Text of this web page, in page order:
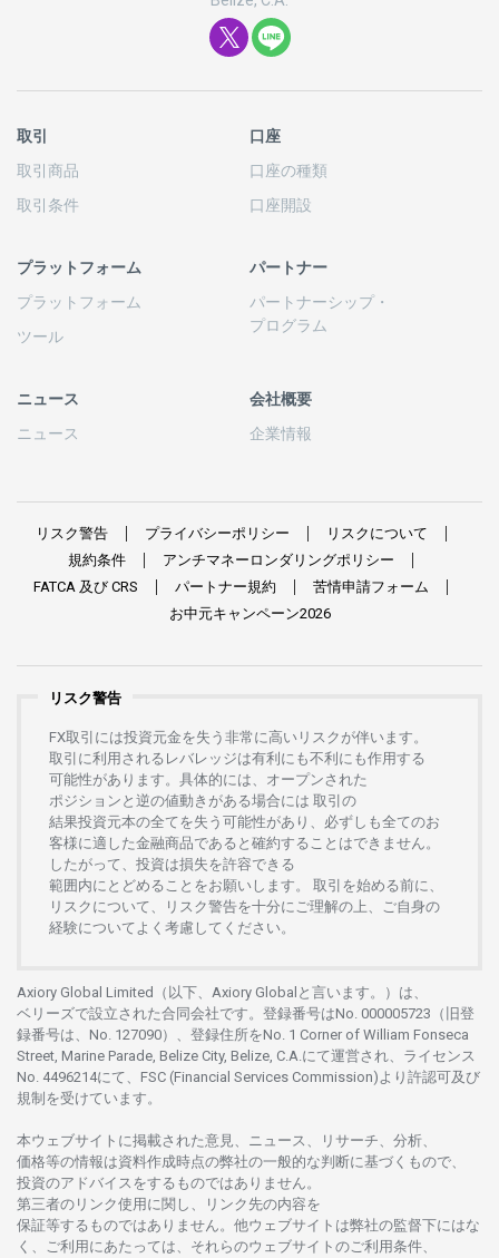
取引
取引商品
取引条件
口座
口座の種類
口座開設
プラットフォーム
プラットフォーム
ツール
パートナー
パートナーシップ・
プログラム
ニュース
ニュース
会社概要
企業情報
リスク警告 プライバシーポリシー
リスクについて
規約条件
アンチマネーロンダリングポリシー
FATCA 及び CRS パートナー規約 苦情申請フォーム
お中元キャンペーン2026
リスク警告
FX取引には投資元金を失う 非常に高い リスクが伴います。
取引に利用さ れる レバレッジは有利にも不利にも作用する
可能性があります。 具体的には、 オープンさ れた
ポジションと 逆の値動きがある場合には 取引の
結果投資元本の全てを失う 可能性があり、 必ずしも全てのお
客様に適した金融商品であると 確約することはできません。
したがって、 投資は損失を許容できる
範囲内にとどめることをお願いします。 取引を始める前に、
リスクについて、
リスク警告を十分にご理解の上、 ご自身の
経験についてよく 考慮してください。
Axiory Global Limited（以下、Axiory Globalと言います。）は、
ベリーズで設立さ れた合同会社です。 登録番号はNo. 000005723（旧登
録番号は、No. 127090）、 登録住所をNo. 1 Corner of William Fonseca
Street, Marine Parade, Belize City, Belize, C.A.にて運営さ れ、 ライセンス
No. 4496214にて、FSC (Financial Services Commission)より 許認可及び
規制を受けています。
本ウェブサイトに掲載さ れた意見、ニュース、リサーチ、分析、
価格等の情報は資料作成時点の弊社の一般的な判断に基づくもので、
投資のアドバイスをするものではありません。
第三者の リンク使用に関し、 リンク先の内容を
保証等するものではありません。 他ウェブサイトは弊社の監督下にはな
く、 ご利用にあたっては、 それらのウェブサイトのご利用条件、